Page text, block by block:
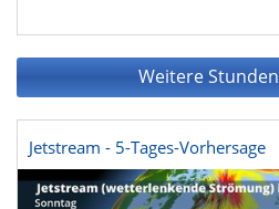
Weitere
Jetstream - 5-Tages-Vorhersage